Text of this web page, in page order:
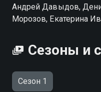
Андрей Давыдов,
Морозов, Екатерина
Сезоны и
Сезон 1